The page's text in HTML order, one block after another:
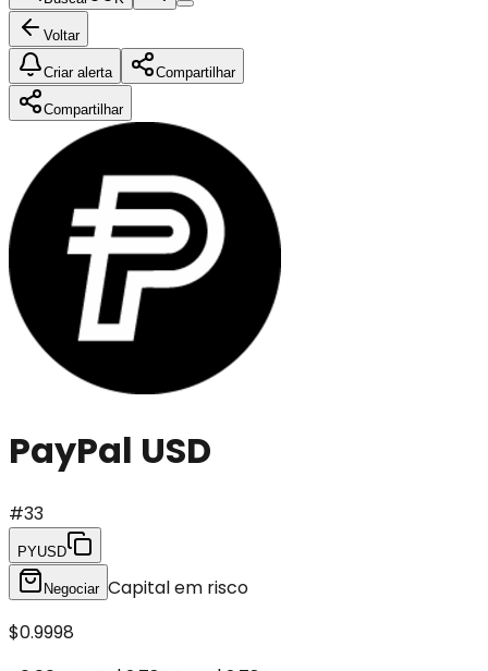
Voltar
Criar alerta Compartilhar
Compartilhar
PayPal USD
#33
PYUSD
Negociar Capital em risco
$0.9998